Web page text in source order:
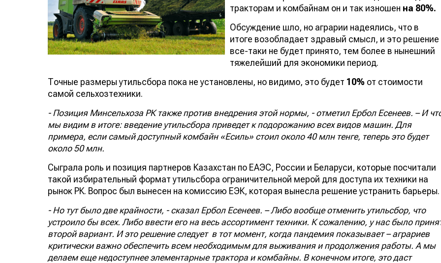
тракторам и комбайнам он и так изношен на 80%.
Обсуждение шло, но аграрии надеялись, что в
итоге возобладает здравый смысл, и это решение
все-таки не будет принято, тем более в нынешний
тяжелейший для экономики период.
Точные размеры утильсбора пока не установлены, но видимо, это будет 10% от стоимости
самой сельхозтехники.
- Позиция Минсельхоза РК также против внедрения этой нормы, - отметил Ербол Есенеев. – И
мы видим в итоге: введение утильсбора приведет к подорожанию всех видов машин. Для
примера, если самый доступный комбайн «Есиль» стоил около 40 млн тенге, теперь это будет
около 50 млн.
Сыграла роль и позиция партнеров Казахстан по ЕАЭС, России и Беларуси, которые посчитали
такой избирательный формат утильсбора ограничительной мерой для доступа их техники на
рынок РК. Вопрос был вынесен на комиссию ЕЭК, которая вынесла решение устранить барьеры.
- Но тут было две крайности, - сказал Ербол Есенеев. – Либо вообще отменить утильсбор, что
устроило бы всех. Либо ввести его на весь ассортимент техники. К сожалению, у нас было
второй вариант. И это решение следует в тот момент, когда пандемия показывает – аграриев
критически важно обеспечить всем необходимым для выживания и продолжения работы. А мы
делаем еще недоступнее элементарные трактора и комбайны. В конечном итоге, это даст